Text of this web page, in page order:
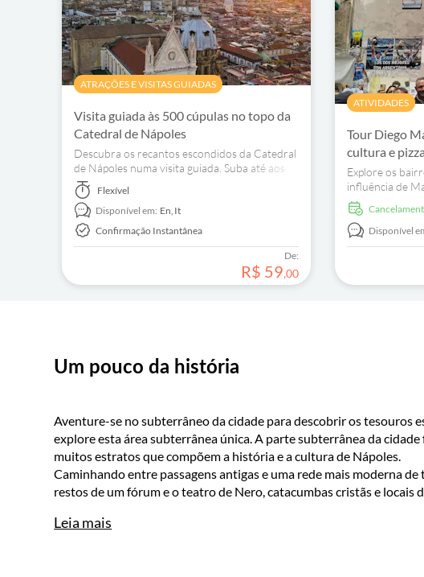
ATRAÇÕES E VISITAS GUIADAS
Visita guiada às 500 cúpulas no topo da
Catedral de Nápoles
Descubra os recantos escondidos da Catedral
de Nápoles numa visita guiada. Suba até aos
telhados para desfrutar de vistas panorâmicas.
Reserve já o seu bilhete.
Flexível
Disponível em: En,It
Confirmação Instantânea
De:
R$ 59,00
ATIVIDADES
Tour Diego
cultura e
Explore os
influência de
históricos,
histórias sobre
Disponível
Um pouco da história
Aventure-se no subterrâneo da cidade para descobrir os tesouros
explore esta área subterrânea única. A parte subterrânea da
muitos estratos que compõem a história e a cultura de Nápoles.
Caminhando entre passagens antigas e uma rede mais moderna
restos de um fórum e o teatro de Nero, catacumbas cristãs e locais
Leia mais